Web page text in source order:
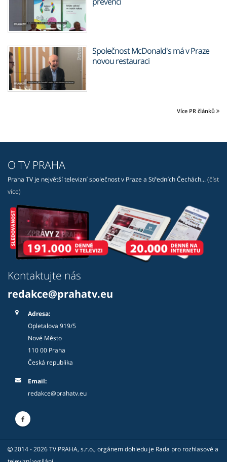
Společnost McDonald's má v Praze
novou restauraci
Více PR článků
O TV PRAHA
Praha TV je největší televizní společnost v Praze a Středních Čechách... (číst
více)
Kontaktujte nás
redakce@prahatv.eu
Adresa:
Opletalova 919/5
Nové Město
110 00 Praha
Česká republika
Email:
redakce@prahatv.eu
2014 - 2026 TV PRAHA, s.r.o., orgánem dohledu je Rada pro rozhlasové a